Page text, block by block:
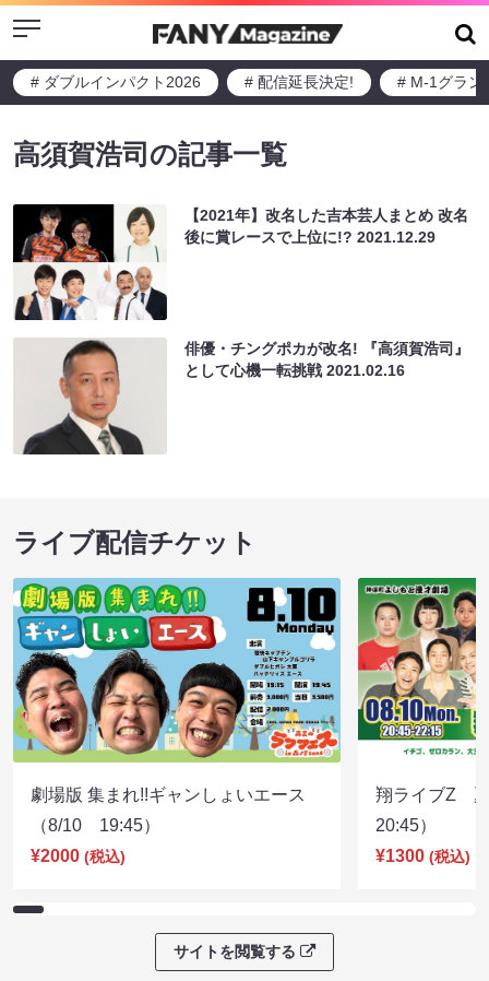
Menu
# ダブルインパクト2026 # 配信延長決定! # M-1グラン
高須賀浩司の記事一覧
【2021年】改名した吉本芸人まとめ 改名
後に賞レースで上位に!?2021.12.29
俳優・チングポカが改名! 『高須賀浩司』
として心機一転挑戦2021.02.16
ライブ配信チケット
劇場版 集まれ!!ギャンしょいエース
（8/10 19:45）
¥2000 (税込)
翔ライブZ
20:45）
¥1300 (税込)
サイトを閲覧する